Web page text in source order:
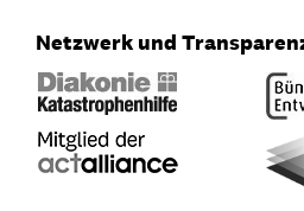
Netzwerk und